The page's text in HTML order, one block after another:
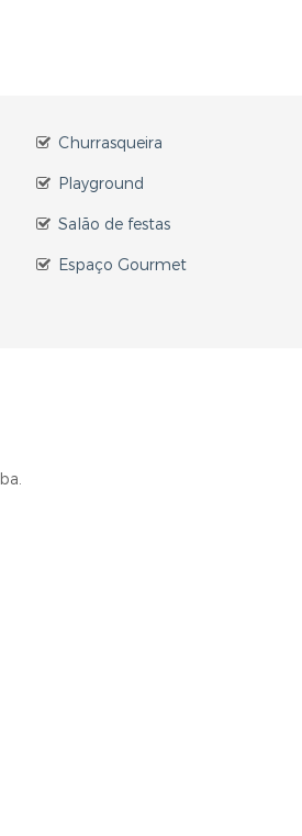
Churrasqueira
Playground
Salão de festas
Espaço Gourmet